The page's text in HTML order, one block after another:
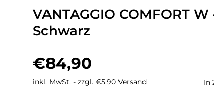
VANTAGGIO COMFORT
Schwarz
Normaler Preis
€84,90
inkl. MwSt. - zzgl. €5,90 Versand
In